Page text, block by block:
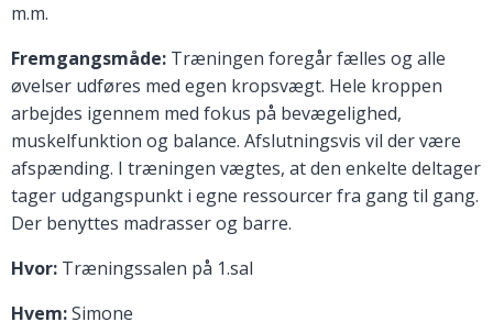
m.m.
Fremgangsmåde: Træningen foregår fælles og alle
øvelser udføres med egen kropsvægt. Hele kroppen
arbejdes igennem med fokus på bevægelighed,
muskelfunktion og balance. Afslutningsvis vil der være
afspænding. I træningen vægtes, at den enkelte deltager
tager udgangspunkt i egne ressourcer fra gang til gang.
Der benyttes madrasser og barre.
Hvor: Træningssalen på 1.sal
Hvem:Simone